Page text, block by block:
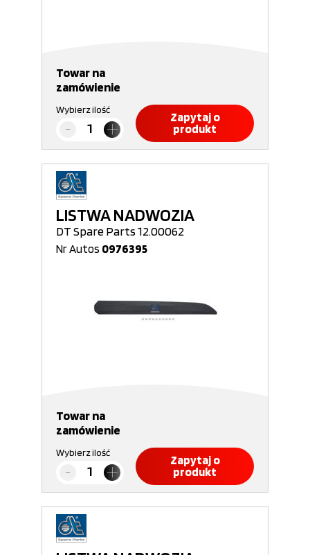
Towar na
zamówienie
Wybierz ilość
Zapytaj o
produkt
LISTWA NADWOZIA
DT Spare Parts 12.00062
Nr Autos 0976395
Towar na
zamówienie
Wybierz ilość
Zapytaj o
produkt